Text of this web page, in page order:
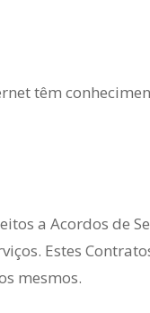
têm
a Acordos de
Estes
mesmos.